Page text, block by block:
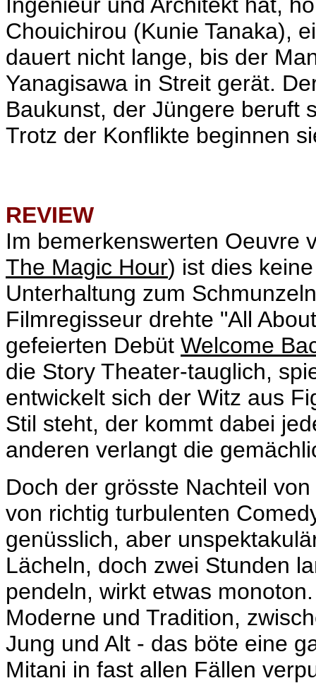
Chouichirou (Kunie Tanaka),
dauert nicht lange, bis der
Yanagisawa in Streit gerät.
Baukunst, der Jüngere beruft
Trotz der Konflikte beginnen
REVIEW
Im bemerkenswerten Oeuvre
The Magic Hour) ist dies
Unterhaltung zum
Filmregisseur drehte "All
gefeierten Debüt Welcome
die Story Theater-tauglich,
entwickelt sich der Witz aus
Stil steht, der kommt dabei
anderen verlangt die
Doch der grösste Nachteil
von richtig turbulenten
genüsslich, aber
Lächeln, doch zwei Stunden
pendeln, wirkt etwas
Moderne und Tradition,
Jung und Alt - das böte eine
Mitani in fast allen Fällen